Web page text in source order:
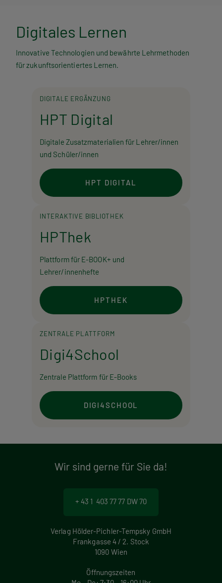
Digitales Lernen
Innovative Technologien und bewährte Lehrmethoden
für zukunftsorientiertes Lernen.
DIGITALE ERGÄNZUNG
HPT Digital
Digitale Zusatzmaterialien für Lehrer/innen
und Schüler/innen
HPT DIGITAL
INTERAKTIVE BIBLIOTHEK
HPThek
Plattform für E-BOOK+ und
Lehrer/innenhefte
HPTHEK
ZENTRALE PLATTFORM
Digi4School
Zentrale Plattform für E-Books
DIGI4SCHOOL
Wir sind gerne für Sie da!
+ 43 1 403 77 77 DW 70
Verlag Hölder-Pichler-Tempsky GmbH
Frankgasse 4 / 2. Stock
1090 Wien
Öffnungszeiten